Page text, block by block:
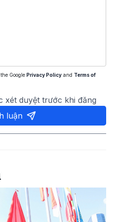
Google Privacy Policy and Terms of
xét duyệt trước khi đăng
luận